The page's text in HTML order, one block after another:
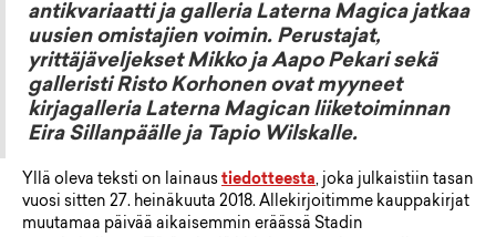
antikvariaatti ja galleria Laterna Magica jatkaa
uusien omistajien voimin. Perustajat,
yrittäjäveljekset Mikko ja Aapo Pekari sekä
galleristi Risto Korhonen ovat myyneet
kirjagalleria Laterna Magican liiketoiminnan
Eira Sillanpäälle ja Tapio Wilskalle.
Yllä oleva teksti on lainaus tiedotteesta, joka julkaistiin tasan
vuosi sitten 27. heinäkuuta 2018. Allekirjoitimme kauppakirjat
muutamaa päivää aikaisemmin eräässä Stadin